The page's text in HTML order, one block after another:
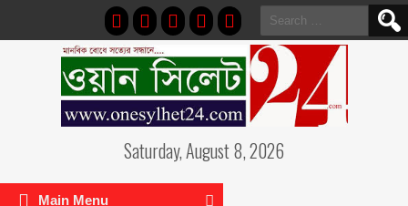
Search
for:
Saturday, August 8, 2026
Main Menu